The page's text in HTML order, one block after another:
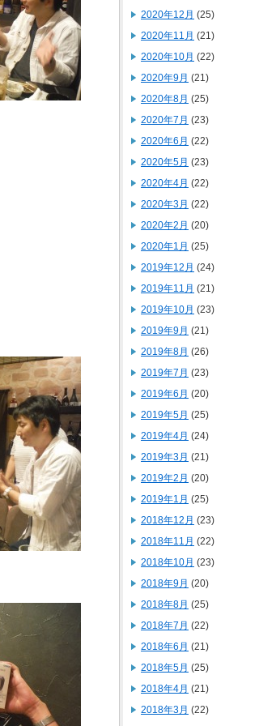
2020年12月 (25)
2020年11月 (21)
2020年10月 (22)
2020年9月 (21)
2020年8月 (25)
2020年7月 (23)
2020年6月 (22)
2020年5月 (23)
2020年4月 (22)
2020年3月 (22)
2020年2月 (20)
2020年1月 (25)
2019年12月 (24)
2019年11月 (21)
2019年10月 (23)
2019年9月 (21)
2019年8月 (26)
2019年7月 (23)
2019年6月 (20)
2019年5月 (25)
2019年4月 (24)
2019年3月 (21)
2019年2月 (20)
2019年1月 (25)
2018年12月 (23)
2018年11月 (22)
2018年10月 (23)
2018年9月 (20)
2018年8月 (25)
2018年7月 (22)
2018年6月 (21)
2018年5月 (25)
2018年4月 (21)
2018年3月 (22)